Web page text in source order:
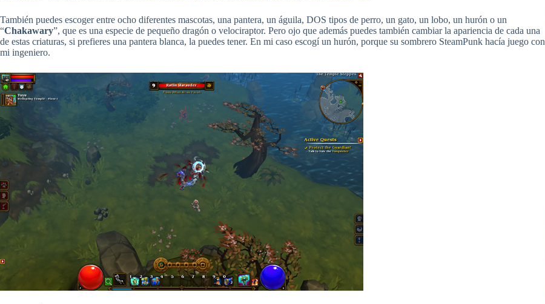
También puedes escoger entre ocho diferentes mascotas, una pantera, un águila, DOS tipos de perro, un gato, un lobo, un hurón o un
“Chakawary”, que es una especie de pequeño dragón o velociraptor. Pero ojo que además puedes también cambiar la apariencia de cada una
de estas criaturas, si prefieres una pantera blanca, la puedes tener. En mi caso escogí un hurón, porque su sombrero SteamPunk hacía juego con
mi ingeniero.